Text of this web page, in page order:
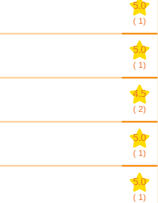
5.0
( 1)
5.0
( 1)
4.5
( 2)
5.0
( 1)
5.0
( 1)